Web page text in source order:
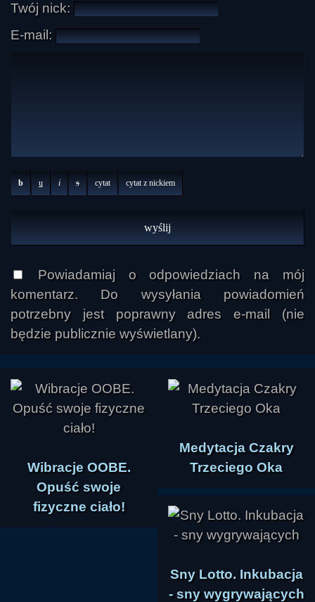
Twój nick:
E-mail:
b u i s cytat cytat z nickiem
Powiadamiaj o odpowiedziach na mój
komentarz. Do wysyłania powiadomień
potrzebny jest poprawny adres e-mail (nie
będzie publicznie wyświetlany).
Wibracje OOBE.
Opuść swoje
fizyczne ciało!
Medytacja Czakry
Trzeciego Oka
Sny Lotto. Inkubacja
- sny wygrywających